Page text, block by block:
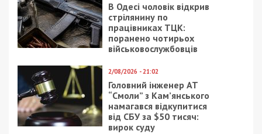
В Одесі чоловік відкрив
стрілянину по
працівниках ТЦК:
поранено чотирьох
військовослужбовців
2/08/2026 - 21:02
Головний інженер АТ
“Смоли” з Кам’янського
намагався відкупитися
від СБУ за $50 тисяч:
вирок суду